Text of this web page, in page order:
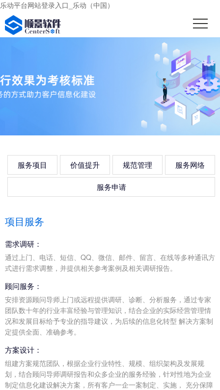
乐动平台网站登录入口_乐动（中国）
服务项目 价值提升 规范管理 服务网络
服务申请
项目服务
需求调研：
通过上门、电话、短信、QQ、微信、邮件、留言、在线等多种通讯方
式进行需求调整，并提供相关参考案例及相关调研报告。
顾问服务：
安排资源顾问导师上门或远程提供调研、诊断、分析服务，通过专家
团队数十年的行业丰富经验与管理知识，结合企业的实际经营管理情
况和发展目标给予专业的指导建议，为后续的信息化转型 解决方案制
定提供全面、准确参考。
方案设计：
组建方案规范团队，根据企业行业特性、规模、组织架构及发展规
划，结合顾问导师调研报告和众多企业的服务经验，针对性地为企业
制定信息化建设解决方案，所有客户一企一案制定、实施， 充分保障